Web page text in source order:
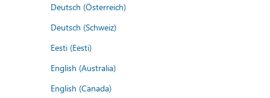
Deutsch (Österreich)
Deutsch (Schweiz)
Eesti (Eesti)
English (Australia)
English (Canada)